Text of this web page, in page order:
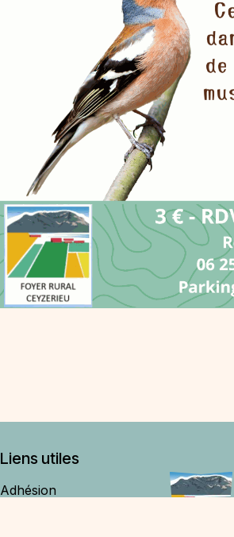
Liens utiles
Adhésion